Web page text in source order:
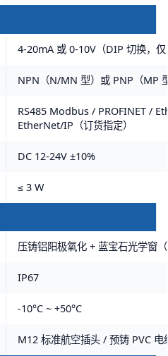
4-20mA 或 0-10V（DIP 切换，
NPN（N/MN 型）或 PNP（MP
RS485 Modbus / PROFINET /
EtherNet/IP（订货指定）
DC 12-24V ±10%
≤ 3 W
压铸铝阳极氧化 + 蓝宝石光学窗
IP67
-10°C ~ +50°C
M12 标准航空插头 / 预铸 PVC 电